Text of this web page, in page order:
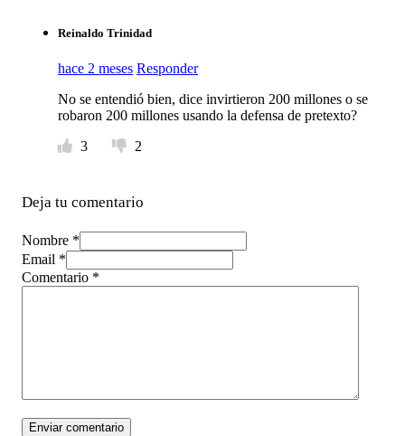
Reinaldo Trinidad
hace 2 meses Responder
No se entendió bien, dice invirtieron 200 millones o se
robaron 200 millones usando la defensa de pretexto?
3
2
Deja tu comentario
Nombre *
Email *
Comentario *